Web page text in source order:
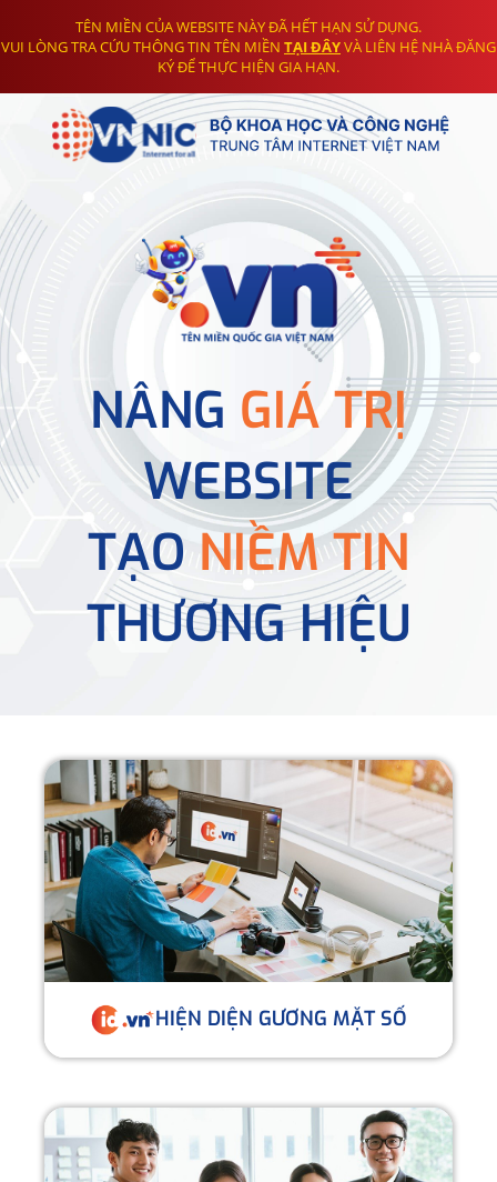
TÊN MIỀN CỦA WEBSITE NÀY ĐÃ HẾT HẠN SỬ DỤNG.
VUI LÒNG TRA CỨU THÔNG TIN TÊN MIỀN TẠI ĐÂYVÀ LIÊN HỆ NHÀ ĐĂNG
KÝ ĐỂ THỰC HIỆN GIA HẠN.
NÂNG GIÁ TRỊ
WEBSITE
TẠONIỀM TIN
THƯƠNG HIỆU
HIỆN DIỆN GƯƠNG MẶT SỐ